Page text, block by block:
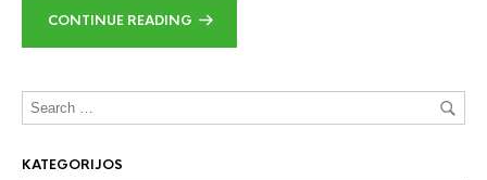
CONTINUE READING
KATEGORIJOS